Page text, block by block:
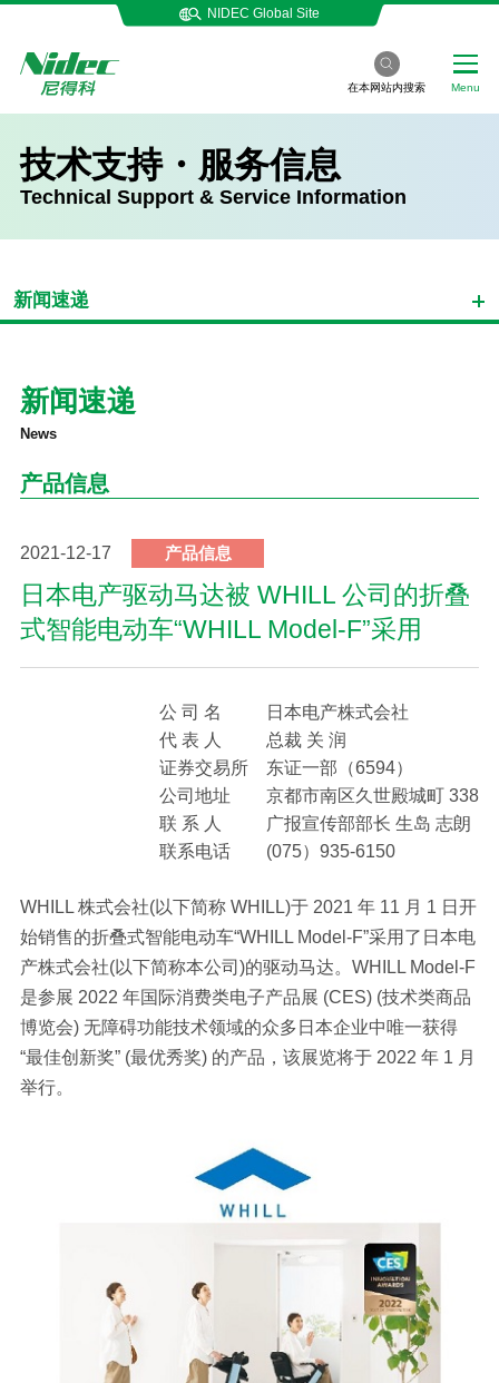
NIDEC Global Site
在本网站内搜索 Menu
技术支持・服务信息
Technical Support & Service Information
新闻速递
新闻速递
News
产品信息
2021-12-17 产品信息
日本电产驱动马达被 WHILL 公司的折叠
式智能电动车“WHILL Model-F”采用
公 司 名
日本电产株式会社
代 表 人
总裁 关 润
证券交易所
东证一部（6594）
公司地址
京都市南区久世殿城町 338
联 系 人
广报宣传部部长 生岛 志朗
联系电话
(075）935-6150
WHILL 株式会社(以下简称 WHILL)于 2021 年 11 月 1 日开
始销售的折叠式智能电动车“WHILL Model-F”采用了日本电
产株式会社(以下简称本公司)的驱动马达。WHILL Model-F
是参展 2022 年国际消费类电子产品展 (CES) (技术类商品
博览会) 无障碍功能技术领域的众多日本企业中唯一获得
“最佳创新奖” (最优秀奖) 的产品，该展览将于 2022 年 1 月
举行。